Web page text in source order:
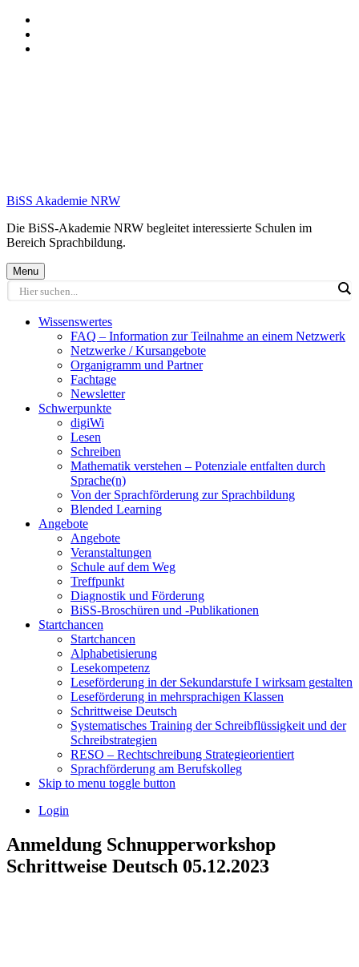
BiSS Akademie NRW
Die BiSS-Akademie NRW begleitet interessierte Schulen im
Bereich Sprachbildung.
Menu
Wissenswertes
FAQ – Information zur Teilnahme an einem Netzwerk
Netzwerke / Kursangebote
Organigramm und Partner
Fachtage
Newsletter
Schwerpunkte
digiWi
Lesen
Schreiben
Mathematik verstehen – Potenziale entfalten durch
Sprache(n)
Von der Sprachförderung zur Sprachbildung
Blended Learning
Angebote
Angebote
Veranstaltungen
Schule auf dem Weg
Treffpunkt
Diagnostik und Förderung
BiSS-Broschüren und -Publikationen
Startchancen
Startchancen
Alphabetisierung
Lesekompetenz
Leseförderung in der Sekundarstufe I wirksam gestalten
Leseförderung in mehrsprachigen Klassen
Schrittweise Deutsch
Systematisches Training der Schreibflüssigkeit und der
Schreibstrategien
RESO – Rechtschreibung Strategieorientiert
Sprachförderung am Berufskolleg
Skip to menu toggle button
Login
Anmeldung Schnupperworkshop
Schrittweise Deutsch 05.12.2023